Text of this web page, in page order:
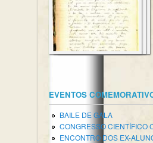
EVENTOS
BAILE DE GALA
CONGRESSO CIENTÍFICO
ENCONTRO DOS EX-